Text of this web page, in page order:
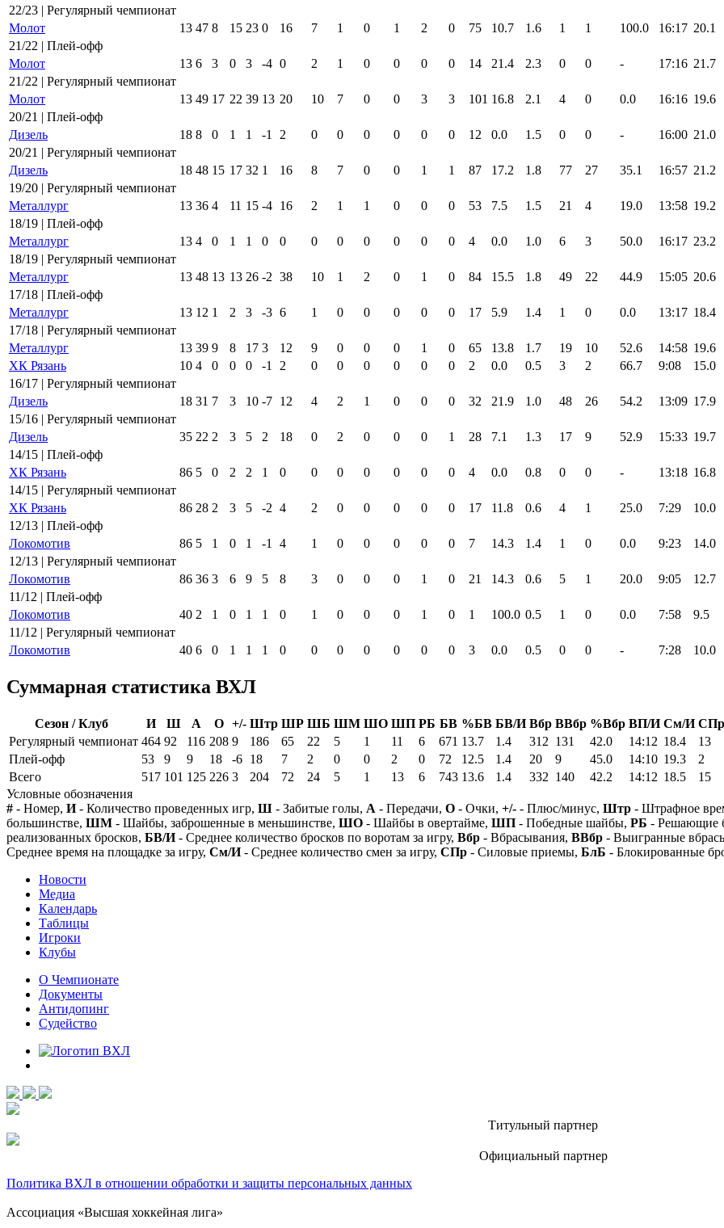
22/23 | Регулярный чемпионат
Молот
13 47 8 15 23 0 16 7 1 0 1 2 0 75 10.7 1.6 1 1 100.0 16:17 20.1
21/22 | Плей-офф
Молот
13 6 3 0 3 -4 0 2 1 0 0 0 0 14 21.4 2.3 0 0 - 17:16 21.7
21/22 | Регулярный чемпионат
Молот
13 49 17 22 39 13 20 10 7 0 0 3 3 101 16.8 2.1 4 0 0.0 16:16 19.6
20/21 | Плей-офф
Дизель
18 8 0 1 1 -1 2 0 0 0 0 0 0 12 0.0 1.5 0 0 - 16:00 21.0
20/21 | Регулярный чемпионат
Дизель
18 48 15 17 32 1 16 8 7 0 0 1 1 87 17.2 1.8 77 27 35.1 16:57 21.2
19/20 | Регулярный чемпионат
Металлург
13 36 4 11 15 -4 16 2 1 1 0 0 0 53 7.5 1.5 21 4 19.0 13:58 19.2
18/19 | Плей-офф
Металлург
13 4 0 1 1 0 0 0 0 0 0 0 0 4 0.0 1.0 6 3 50.0 16:17 23.2
18/19 | Регулярный чемпионат
Металлург
13 48 13 13 26 -2 38 10 1 2 0 1 0 84 15.5 1.8 49 22 44.9 15:05 20.6
17/18 | Плей-офф
Металлург
13 12 1 2 3 -3 6 1 0 0 0 0 0 17 5.9 1.4 1 0 0.0 13:17 18.4
17/18 | Регулярный чемпионат
Металлург
13 39 9 8 17 3 12 9 0 0 0 1 0 65 13.8 1.7 19 10 52.6 14:58 19.6
ХК Рязань
10 4 0 0 0 -1 2 0 0 0 0 0 0 2 0.0 0.5 3 2 66.7 9:08 15.0
16/17 | Регулярный чемпионат
Дизель
18 31 7 3 10 -7 12 4 2 1 0 0 0 32 21.9 1.0 48 26 54.2 13:09 17.9
15/16 | Регулярный чемпионат
Дизель
35 22 2 3 5 2 18 0 2 0 0 0 1 28 7.1 1.3 17 9 52.9 15:33 19.7
14/15 | Плей-офф
ХК Рязань
86 5 0 2 2 1 0 0 0 0 0 0 0 4 0.0 0.8 0 0 - 13:18 16.8
14/15 | Регулярный чемпионат
ХК Рязань
86 28 2 3 5 -2 4 2 0 0 0 0 0 17 11.8 0.6 4 1 25.0 7:29 10.0
12/13 | Плей-офф
Локомотив
86 5 1 0 1 -1 4 1 0 0 0 0 0 7 14.3 1.4 1 0 0.0 9:23 14.0
12/13 | Регулярный чемпионат
Локомотив
86 36 3 6 9 5 8 3 0 0 0 1 0 21 14.3 0.6 5 1 20.0 9:05 12.7
11/12 | Плей-офф
Локомотив
40 2 1 0 1 1 0 1 0 0 0 1 0 1 100.0 0.5 1 0 0.0 7:58 9.5
11/12 | Регулярный чемпионат
Локомотив
40 6 0 1 1 1 0 0 0 0 0 0 0 3 0.0 0.5 0 0 - 7:28 10.0
Суммарная статистика ВХЛ
Сезон / Клуб И Ш А О +/- Штр ШР ШБ ШМ ШО ШП РБ БВ %БВ БВ/И Вбр ВВбр %Вбр ВП/И См/И СПр
Регулярный чемпионат 464 92 116 208 9 186 65 22 5 1 11 6 671 13.7 1.4 312 131 42.0 14:12 18.4 13
Плей-офф
53 9 9 18 -6 18 7 2 0 0 2 0 72 12.5 1.4 20 9 45.0 14:10 19.3 2
Всего
517 101 125 226 3 204 72 24 5 1 13 6 743 13.6 1.4 332 140 42.2 14:12 18.5 15
Условные обозначения
# - Номер, И- Количество проведенных игр, Ш - Забитые голы, А - Передачи, О - Очки, +/- - Плюс/минус, Штр - Штрафное
большинстве, ШМ - Шайбы, заброшенные в меньшинстве, ШО - Шайбы в овертайме, ШП - Победные шайбы, РБ - Решающие
реализованных бросков, БВ/И- Среднее количество бросков по воротам за игру, Вбр - Вбрасывания, ВВбр - Выигранные
Среднее время на площадке за игру, См/И- Среднее количество смен за игру, СПр - Силовые приемы, БлБ - Блокированные
Новости
Медиа
Календарь
Таблицы
Игроки
Клубы
О Чемпионате
Документы
Антидопинг
Судейство
Титульный партнер
Официальный партнер
Политика ВХЛ в отношении обработки и защиты персональных данных
Ассоциация «Высшая хоккейная лига»